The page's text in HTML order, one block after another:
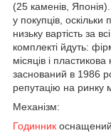
(25 каменів,
у покупців, оскільки
низьку вартість за
комплекті йдуть:
місяців і
заснований в 1986
репутацію на ринку
Механізм:
Годинник